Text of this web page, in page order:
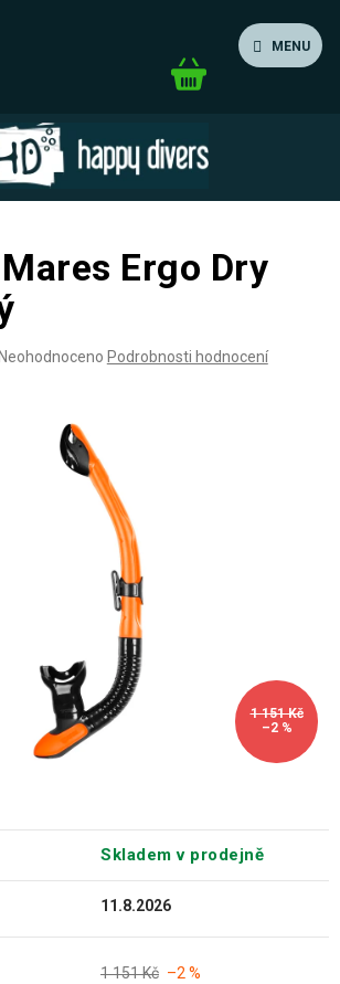
MENU
Nákupní
Ergo Dry
Neohodnoceno Podrobnosti hodnocení
1 151 Kč
–2 %
Skladem v prodejně
11.8.2026
1 151 Kč –2 %